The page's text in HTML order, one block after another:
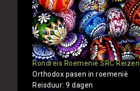
Rondreis Roemenie SRC Reizen
Orthodox pasen in roemenië
Reisduur: 9 dagen